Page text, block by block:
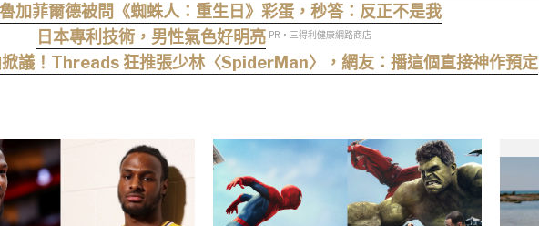
加菲爾德被問《蜘蛛人：重生日》彩蛋，秒答：反正不是我
日本專利技術，男性氣色好明亮 PR・三得利健康網路商店
議！Threads 狂推張少林〈SpiderMan〉，網友：播這個直接神作預定